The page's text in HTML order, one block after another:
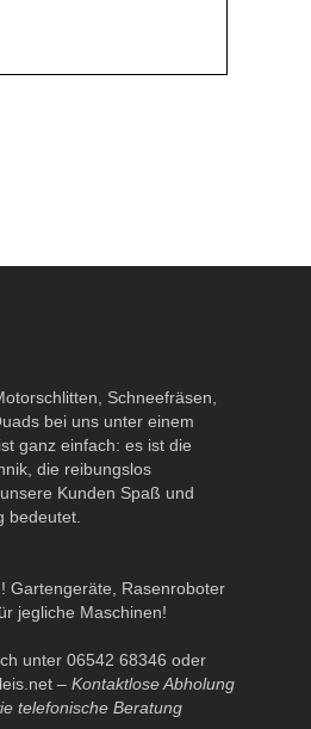
Schneefräsen,
bei uns unter einem
ganz einfach: es ist die
die reibungslos
Kunden Spaß und
bedeutet.
Gartengeräte, Rasenroboter
jegliche Maschinen!
unter 06542 68346 oder
– Kontaktlose Abholung
telefonische Beratung